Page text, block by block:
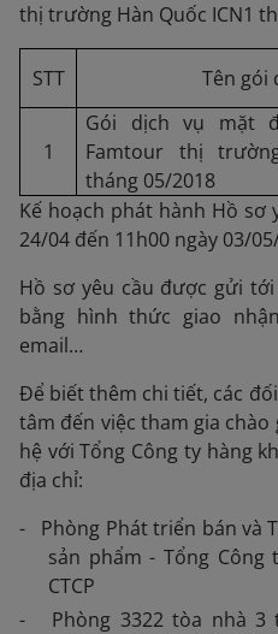
thị trường Hàn Quốc ICN1
STT Tên gói
1
Gói dịch vụ mặt
Famtour thị
tháng 05/2018
Kế hoạch phát hành Hồ sơ
24/04 đến 11h00 ngày 03/
Hồ sơ yêu cầu được gửi
bằng hình thức giao
email…
Để biết thêm chi tiết, các
tâm đến việc tham gia
hệ với Tổng Công ty hàng
địa chỉ:
- Phòng Phát triển bán và
sản phẩm - Tổng Công
CTCP
- Phòng 3322 tòa nhà 3